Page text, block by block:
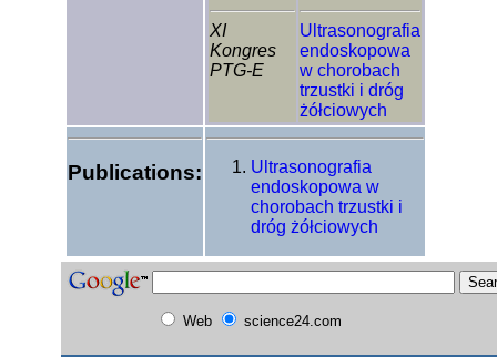
XI
Kongres
PTG-E
Ultrasonografia
endoskopowa
w chorobach
trzustki i dróg
żółciowych
Publications:
Ultrasonografia
endoskopowa w
chorobach trzustki i
dróg żółciowych
Web science24.com